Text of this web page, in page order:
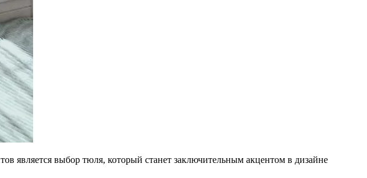
является выбор тюля, который станет заключительным акцентом в дизайне